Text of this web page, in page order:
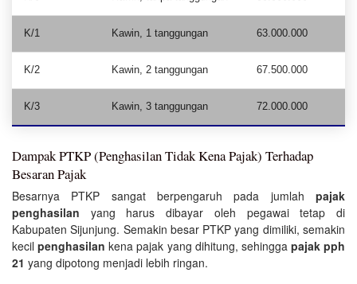
K/1 Kawin, 1 tanggungan 63.000.000
K/2 Kawin, 2 tanggungan 67.500.000
K/3 Kawin, 3 tanggungan 72.000.000
Dampak PTKP (Penghasilan Tidak Kena Pajak) Terhadap
Besaran Pajak
Besarnya PTKP sangat berpengaruh pada jumlah pajak
penghasilan yang harus dibayar oleh pegawai tetap di
Kabupaten Sijunjung. Semakin besar PTKP yang dimiliki, semakin
kecilpenghasilan kena pajak yang dihitung, sehingga pajak pph
21 yang dipotong menjadi lebih ringan.